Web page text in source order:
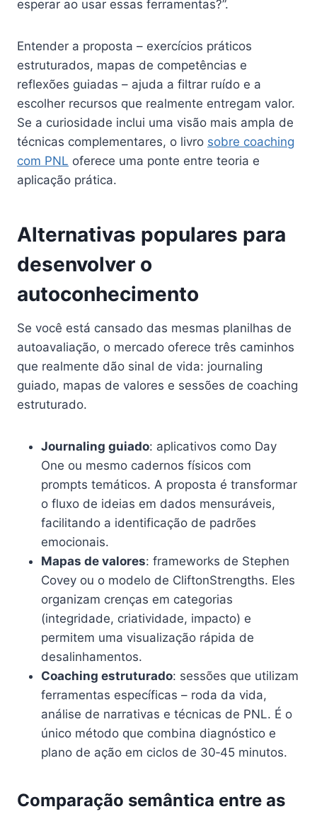
esperar ao usar essas ferramentas?”.
Entender a proposta – exercícios práticos
estruturados, mapas de competências e
reflexões guiadas – ajuda a filtrar ruído e a
escolher recursos que realmente entregam valor.
Se a curiosidade inclui uma visão mais ampla de
técnicas complementares, o livro sobre coaching
com PNL oferece uma ponte entre teoria e
aplicação prática.
Alternativas populares para
desenvolver o
autoconhecimento
Se você está cansado das mesmas planilhas de
autoavaliação, o mercado oferece três caminhos
que realmente dão sinal de vida: journaling
guiado, mapas de valores e sessões de coaching
estruturado.
Journaling guiado: aplicativos como Day
One ou mesmo cadernos físicos com
prompts temáticos. A proposta é transformar
o fluxo de ideias em dados mensuráveis,
facilitando a identificação de padrões
emocionais.
Mapas de valores: frameworks de Stephen
Covey ou o modelo de CliftonStrengths. Eles
organizam crenças em categorias
(integridade, criatividade, impacto) e
permitem uma visualização rápida de
desalinhamentos.
Coaching estruturado: sessões que utilizam
ferramentas específicas – roda da vida,
análise de narrativas e técnicas de PNL. É o
único método que combina diagnóstico e
plano de ação em ciclos de 30‑45 minutos.
Comparação semântica entre as